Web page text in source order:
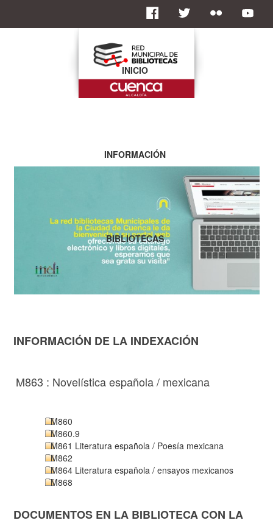
INFORMACIÓN DE LA INDEXACIÓN
M863 : Novelística española / mexicana
M860
M860.9
M861 Literatura española / Poesía mexicana
M862
M864 Literatura española / ensayos mexicanos
M868
DOCUMENTOS EN LA BIBLIOTECA CON LA
INICIO
INFORMACIÓN
BIBLIOTECAS